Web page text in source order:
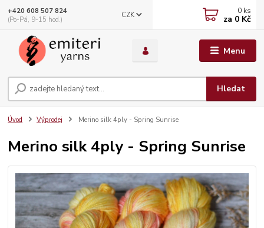
Menu
CZK
Hledat
+420 608 507 824
(Po-Pá, 9-15 hod.)
0 ks
za 0 Kč
Úvod Výprodej Merino silk 4ply - Spring Sunrise
Merino silk 4ply - Spring Sunrise